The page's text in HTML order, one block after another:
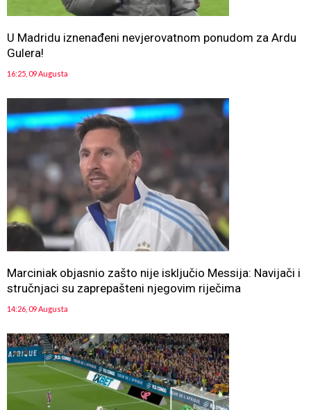
U Madridu iznenađeni nevjerovatnom ponudom za Ardu
Gulera!
16:25, 09 Augusta
Marciniak objasnio zašto nije isključio Messija: Navijači i
stručnjaci su zaprepašteni njegovim riječima
14:26, 09 Augusta